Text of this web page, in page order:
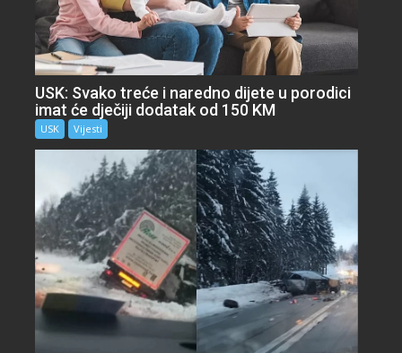
USK: Svako treće i naredno dijete u porodici
imat će dječiji dodatak od 150 KM
USK Vijesti